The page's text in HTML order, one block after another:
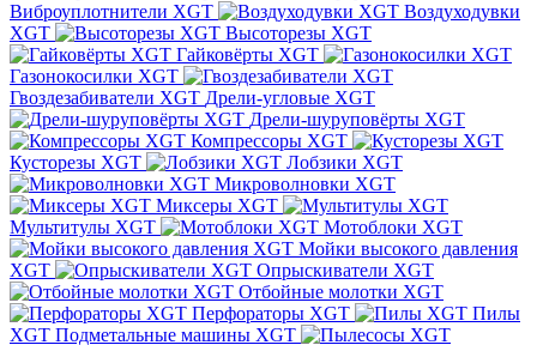
Виброуплотнители XGT
Воздуходувки
XGT
Высоторезы XGT
Гайковёрты XGT
Газонокосилки XGT
Гвоздезабиватели XGT Дрели-угловые XGT
Дрели-шуруповёрты XGT
Компрессоры XGT
Кусторезы XGT
Лобзики XGT
Микроволновки XGT
Миксеры XGT
Мультитулы XGT
Мотоблоки XGT
Мойки высокого давления
XGT
Опрыскиватели XGT
Отбойные молотки XGT
Перфораторы XGT
Пилы
XGT Подметальные машины XGT